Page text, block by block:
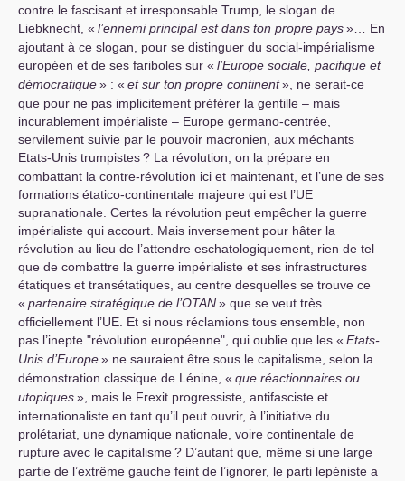
contre le fascisant et irresponsable Trump, le slogan de
Liebknecht, « l’ennemi principal est dans ton propre pays»… En
ajoutant à ce slogan, pour se distinguer du social-impérialisme
européen et de ses fariboles sur « l’Europe sociale, pacifique et
démocratique» : « et sur ton propre continent», ne serait-ce
que pour ne pas implicitement préférer la gentille – mais
incurablement impérialiste – Europe germano-centrée,
servilement suivie par le pouvoir macronien, aux méchants
Etats-Unis trumpistes? La révolution, on la prépare en
combattant la contre-révolution ici et maintenant, et l’une de ses
formations étatico-continentale majeure qui est l’UE
supranationale. Certes la révolution peut empêcher la guerre
impérialiste qui accourt. Mais inversement pour hâter la
révolution au lieu de l’attendre eschatologiquement, rien de tel
que de combattre la guerre impérialiste et ses infrastructures
étatiques et transétatiques, au centre desquelles se trouve ce
« partenaire stratégique de l’OTAN» que se veut très
officiellement l’UE . Et si nous réclamions tous ensemble, non
pas l’inepte "révolution européenne", qui oublie que les « Etats-
Unis d’Europe» ne sauraient être sous le capitalisme, selon la
démonstration classique de Lénine, « que réactionnaires ou
utopiques», mais le Frexit progressiste, antifasciste et
internationaliste en tant qu’il peut ouvrir, à l’initiative du
prolétariat, une dynamique nationale, voire continentale de
rupture avec le capitalisme? D’autant que, même si une large
partie de l’extrême gauche feint de l’ignorer, le parti lepéniste a